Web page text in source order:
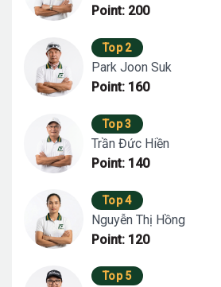
Point: 200
Top 2
Park Joon Suk
Point: 160
Top 3
Trần Đức Hiền
Point: 140
Top 4
Nguyễn Thị Hồng
Point: 120
Top 5